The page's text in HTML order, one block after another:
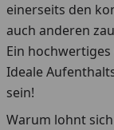
einerseits den
auch anderen
Ein
Ideale
sein!
Warum lohnt